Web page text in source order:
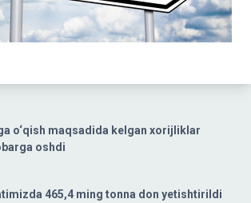
o‘qish maqsadida kelgan xorijliklar
oshdi
465,4 ming tonna don yetishtirildi